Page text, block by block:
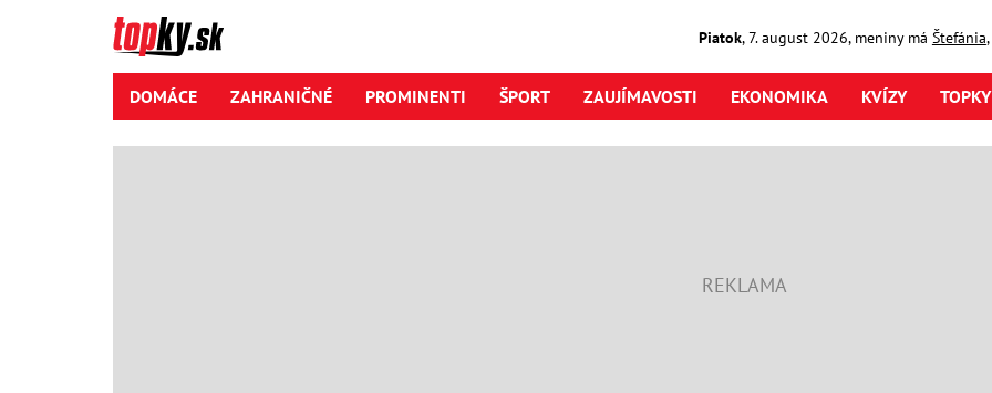
Piatok,7. august2026, meniny má Štefánia
DOMÁCE ZAHRANIČNÉ PROMINENTI ŠPORT ZAUJÍMAVOSTI EKONOMIKA KVÍZY